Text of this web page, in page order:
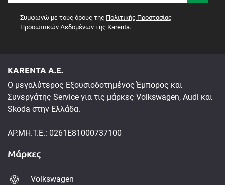
Συμφωνώ με τους όρους της Πολιτικής Προστασίας
Προσωπικών Δεδομένων της Karenta.
KARENTA A.E.
Ο μεγαλύτερος Εξουσιοδοτημένος Έμπορος και
Συνεργάτης Service για τις μάρκες Volkswagen, Audi και
Skoda στην Ελλάδα.
ΑΡ.ΜΗ.Τ.Ε.: 0261E81000737100
Μάρκες
Volkswagen